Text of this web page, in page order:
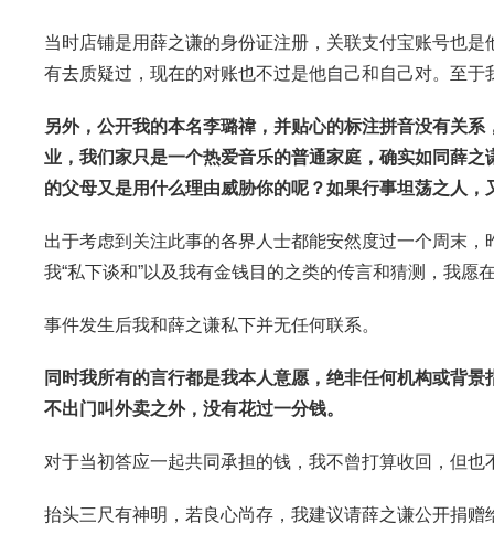
当时店铺是用薛之谦的身份证注册，关联支付宝账号也
有去质疑过，现在的对账也不过是他自己和自己对。至
另外，公开我的本名李璐禕，并贴心的标注拼音没有关
业，我们家只是一个热爱音乐的普通家庭，确实如同薛
的父母又是用什么理由威胁你的呢？如果行事坦荡之人，
出于考虑到关注此事的各界人士都能安然度过一个周末
我“私下谈和”以及我有金钱目的之类的传言和猜测，我愿
事件发生后我和薛之谦私下并无任何联系。
同时我所有的言行都是我本人意愿，绝非任何机构或背
不出门叫外卖之外，没有花过一分钱。
对于当初答应一起共同承担的钱，我不曾打算收回，但
抬头三尺有神明，若良心尚存，我建议请薛之谦公开捐